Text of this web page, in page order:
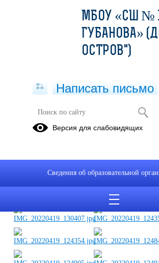
Урок-реконструкция «Без
давности»
МБОУ «СШ №
ГУБАНОВА»
ОСТРОВ")
Написать письмо
Версия для слабовидящих
Сведения об образовательной